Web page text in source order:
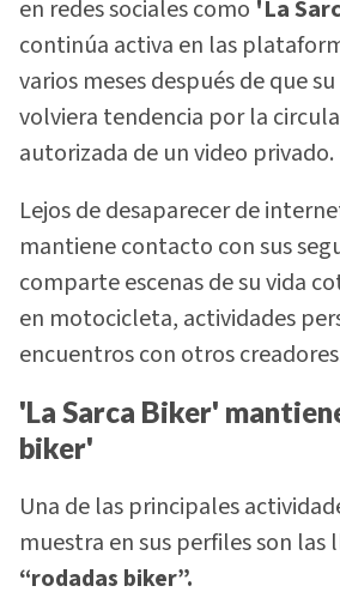
en redes sociales como 'La
continúa activa en las
varios meses después de que
volviera tendencia por la
autorizada de un video privado.
Lejos de desaparecer de
mantiene contacto con sus
comparte escenas de su vida
en motocicleta, actividades
encuentros con otros
'La Sarca Biker'
biker'
Una de las principales
muestra en sus perfiles son las
“rodadas biker”.